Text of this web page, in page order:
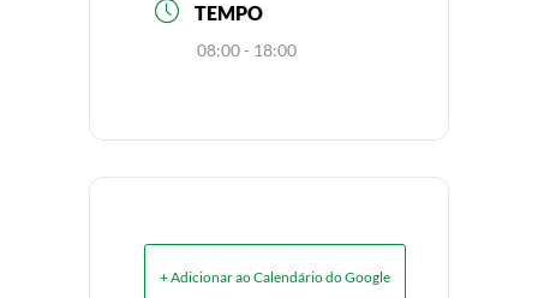
TEMPO
08:00 - 18:00
+ Adicionar ao Calendário do Google